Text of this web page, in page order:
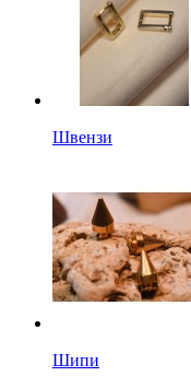
Швензи
Шипи